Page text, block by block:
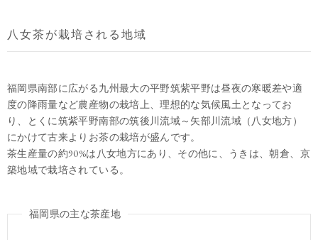
八女茶が栽培される地域
福岡県南部に広がる九州最大の平野筑紫平野は昼夜の寒暖差や適
度の降雨量など農産物の栽培上、理想的な気候風土となってお
り、とくに筑紫平野南部の筑後川流域～矢部川流域（八女地方）
にかけて古来よりお茶の栽培が盛んです。
茶生産量の約90%は八女地方にあり、その他に、うきは、朝倉、京
築地域で栽培されている。
福岡県の主な茶産地